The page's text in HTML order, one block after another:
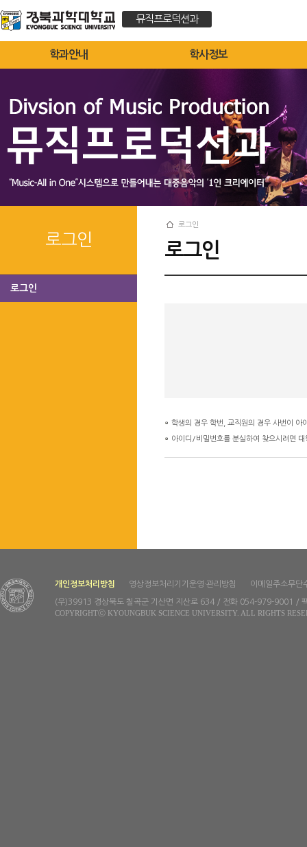
뮤직프로덕션과
학과안내 학사정보
로그인
로그인
로그인
로그인
학생의 경우 학번, 교직원의 경우 사번이 아
아이디/비밀번호를 분실하여 찾으시려면
개인정보처리방침 영상정보처리기기운영·관리방침 이메일주소무단
(우)39913 경상북도 칠곡군 기산면 지산로 634 / 전화 054-979-9001 /
COPYRIGHTⓒ KYOUNGBUK SCIENCE UNIVERSITY. ALL RIGHTS